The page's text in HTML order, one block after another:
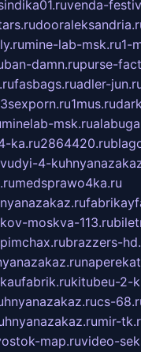
venda-
mine-lab-msk.ru1-
ban-damn.rupurse-
fasbags.ruadler-
3sexporn.ru1mus.ru
minelab-msk.ru
ka.ru2864420.ru
4-
medsprawo4ka.ru
moskva-113.ru
pimchax.rubrazzers-
kitubeu-2-
cs-
mir-
map.ruvideo-